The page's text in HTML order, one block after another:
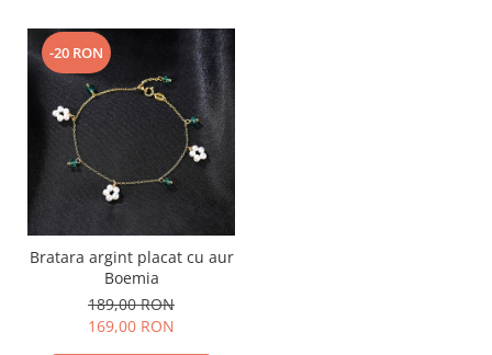
-20 RON
Bratara argint placat cu aur
Boemia
189,00 RON
169,00 RON